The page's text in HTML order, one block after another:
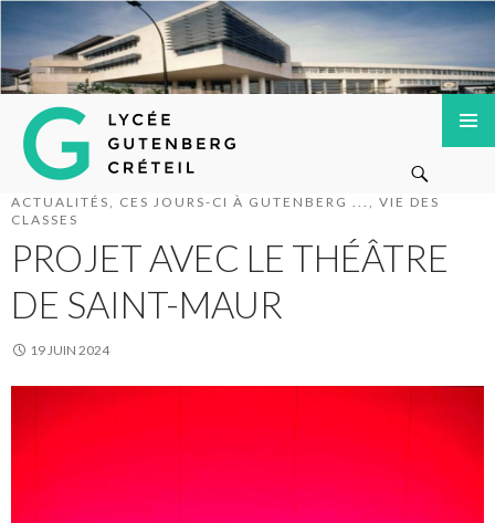
Lycée Gutenberg de Créteil
Recherche
ALLER
AU
CONTENU
PRINCIPAL
ACTUALITÉS, CES JOURS-CI À GUTENBERG ... , VIE DES
CLASSES
PROJET AVEC LE THÉÂTRE
DE SAINT-MAUR
19 JUIN 2024